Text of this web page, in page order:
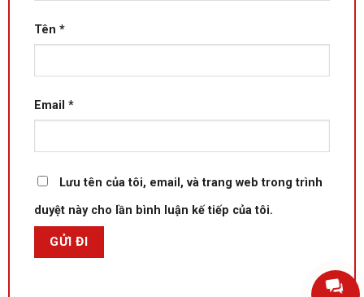
Tên *
Email *
Lưu tên của tôi, email, và trang web trong trình
duyệt này cho lần bình luận kế tiếp của tôi.